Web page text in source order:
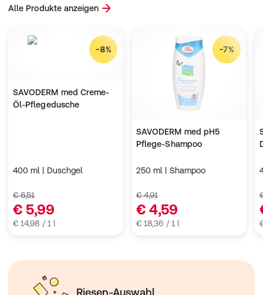
Alle Produkte anzeigen
-8%
SAVODERM med Creme-
Öl-Pflegedusche
400 ml | Duschgel
€ 6,51
€ 5,99
€ 14,98 / 1 l
-7%
SAVODERM med pH5
Pflege-Shampoo
250 ml | Shampoo
€ 4,91
€ 4,59
€ 18,36 / 1 l
Riesen-Auswahl